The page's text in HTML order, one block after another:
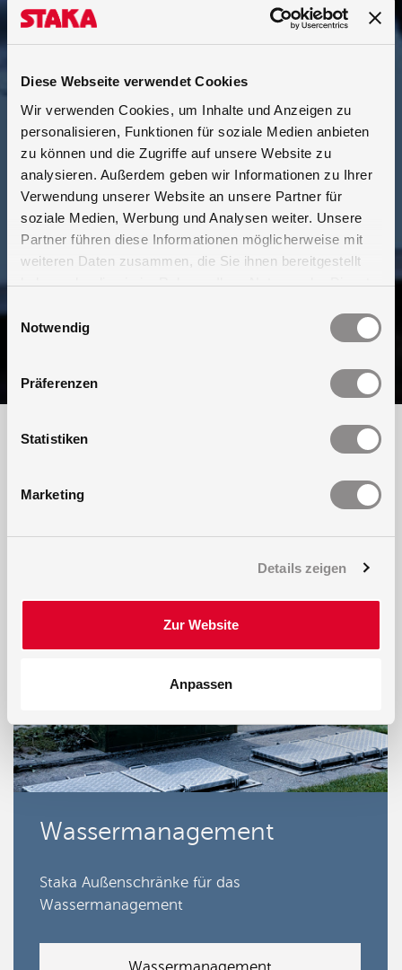
Diese Webseite verwendet Cookies
Wir verwenden Cookies, um Inhalte und Anzeigen zu
personalisieren, Funktionen für soziale Medien anbieten
zu können und die Zugriffe auf unsere Website zu
analysieren. Außerdem geben wir Informationen zu Ihrer
Verwendung unserer Website an unsere Partner für
soziale Medien, Werbung und Analysen weiter. Unsere
Partner führen diese Informationen möglicherweise mit
weiteren Daten zusammen, die Sie ihnen bereitgestellt
haben oder die sie im Rahmen Ihrer Nutzung der Dienste
Einwilligungsauswahl
Notwendig
Präferenzen
Statistiken
Marketing
Details zeigen
Zur Website
Anpassen
Märkte
Wassermanagement
Staka Außenschränke für das
Wassermanagement
Wassermanagement